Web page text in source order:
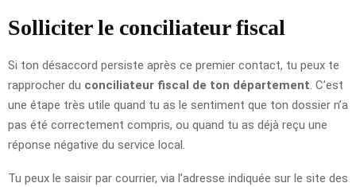
Solliciter le conciliateur fiscal
Si ton désaccord persiste après ce premier contact, tu peux te
rapprocher du conciliateur fiscal de ton département . C’est
une étape très utile quand tu as le sentiment que ton dossier n’a
pas été correctement compris, ou quand tu as déjà reçu une
réponse négative du service local.
Tu peux le saisir par courrier, via l’adresse indiquée sur le site des